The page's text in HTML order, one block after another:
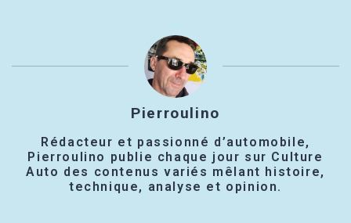
Pierroulino
Rédacteur et passionné d’automobile,
Pierroulino publie chaque jour sur Culture
Auto des contenus variés mêlant histoire,
technique, analyse et opinion.